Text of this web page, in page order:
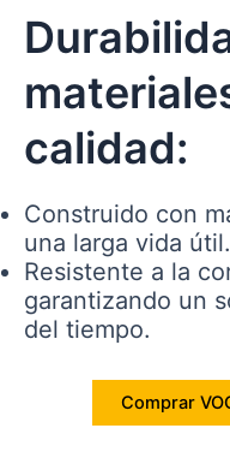
calidad:
Construido con
una larga vida útil.
Resistente a la
garantizando un
del tiempo.
Comprar